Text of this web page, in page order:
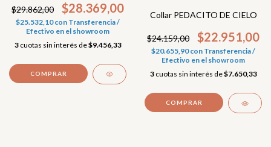
$29.862,00 $28.369,00
$25.532,10con Transferencia /
Efectivo en el showroom
3 cuotas sin interés de$9.456,33
Collar PEDACITO DE CIELO
$24.159,00 $22.951,00
$20.655,90con Transferencia /
Efectivo en el showroom
3 cuotas sin interés de$7.650,33